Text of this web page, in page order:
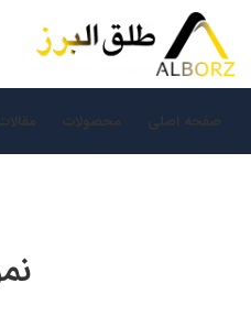
صفحه اصلی محصولات مقالات